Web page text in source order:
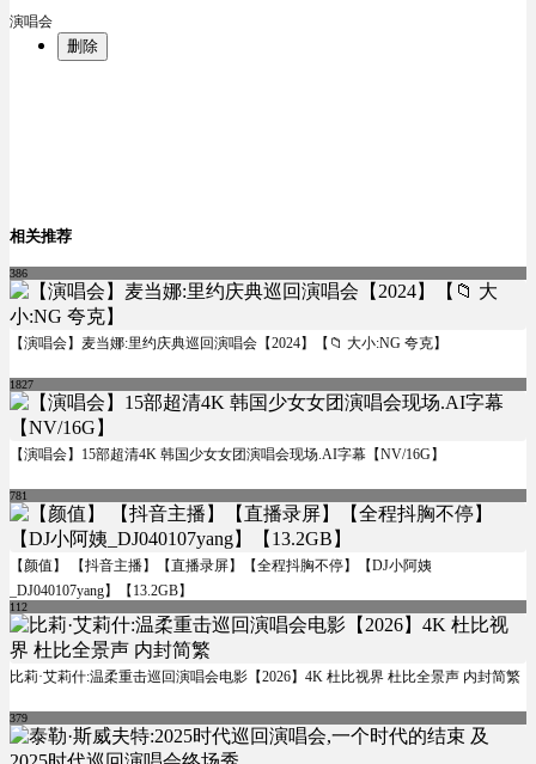
演唱会
删除
相关推荐
386
【演唱会】麦当娜:里约庆典巡回演唱会【2024】【📁 大小:NG 夸克】
1827
【演唱会】15部超清4K 韩国少女女团演唱会现场.AI字幕【NV/16G】
781
【颜值】 【抖音主播】【直播录屏】【全程抖胸不停】【DJ小阿姨
_DJ040107yang】【13.2GB】
112
比莉·艾莉什:温柔重击巡回演唱会电影【2026】4K 杜比视界 杜比全景声 内封简繁
379